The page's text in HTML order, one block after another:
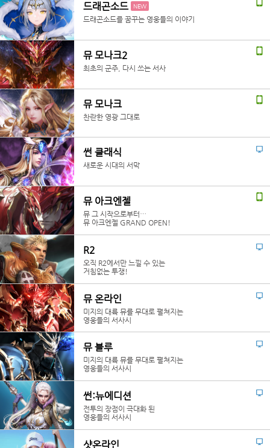
드래곤소드 NEW
드래곤소드를 꿈꾸는 영웅들의 이야기
뮤 모나크2
최초의 군주, 다시 쓰는 서사
뮤 모나크
찬란한 영광 그대로
썬 클래식
새로운 시대의 서막
뮤 아크엔젤
뮤 그 시작으로부터…
뮤 아크엔젤 GRAND OPEN!
R2
오직 R2에서만 느낄 수 있는
거침없는 투쟁!
뮤 온라인
미지의 대륙 뮤를 무대로 펼쳐지는
영웅들의 서사시
뮤 블루
미지의 대륙 뮤를 무대로 펼쳐지는
영웅들의 서사시
썬:뉴에디션
전투의 장점이 극대화 된
영웅들의 서사시
샷온라인